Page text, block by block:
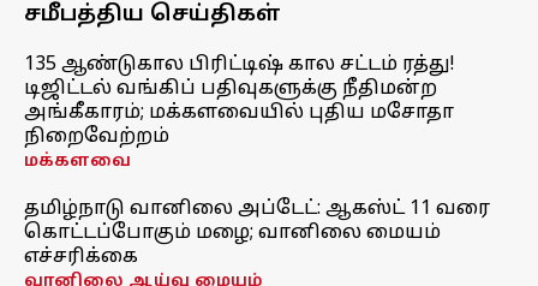
சமீபத்திய செய்திகள்
135 ஆண்டுகால பிரிட்டிஷ் கால சட்டம் ரத்து!
டிஜிட்டல் வங்கிப் பதிவுகளுக்கு நீதிமன்ற
அங்கீகாரம்; மக்களவையில் புதிய மசோதா
நிறைவேற்றம்
மக்களவை
தமிழ்நாடு வானிலை அப்டேட்: ஆகஸ்ட் 11 வரை
கொட்டப்போகும் மழை; வானிலை மையம்
எச்சரிக்கை
வானிலை ஆய்வு மையம்